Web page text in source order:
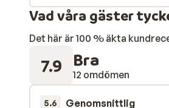
Vad våra gäster
Det här är 100 % äkta
7.9 Bra
12 omdömen
5.6 Genomsnittlig